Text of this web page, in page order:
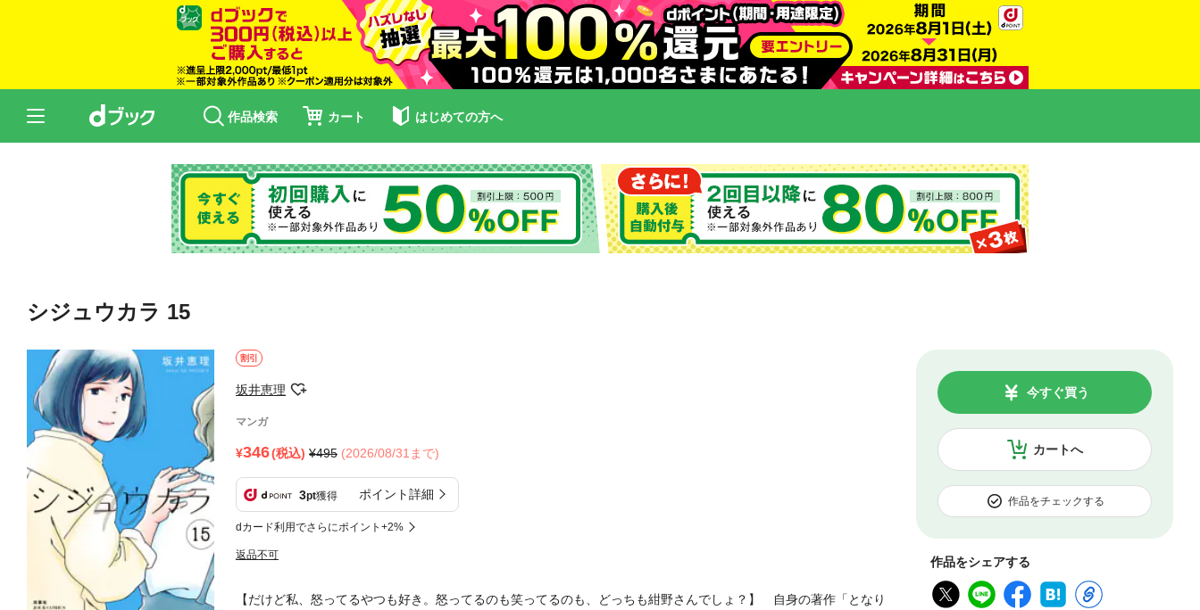
作品検索 カート はじめての方へ
シジュウカラ 15
割引
坂井恵理
マンガ
346(税込) 495 (2026/08/31まで)
3pt獲得 ポイント詳細
dカード利用でさらにポイント+2%
返品不可
カートへ
今すぐ買う
作品をチェックする
作品をシェアする
【だけど私、怒ってるやつも好き。怒ってるのも笑ってるのも、どっちも紺野さんでしょ？】 自身の著作「となり